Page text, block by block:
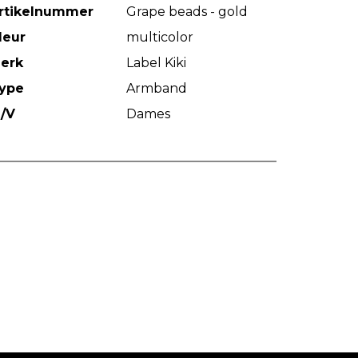
Grape beads - gold
multicolor
Label Kiki
Armband
V
Dames